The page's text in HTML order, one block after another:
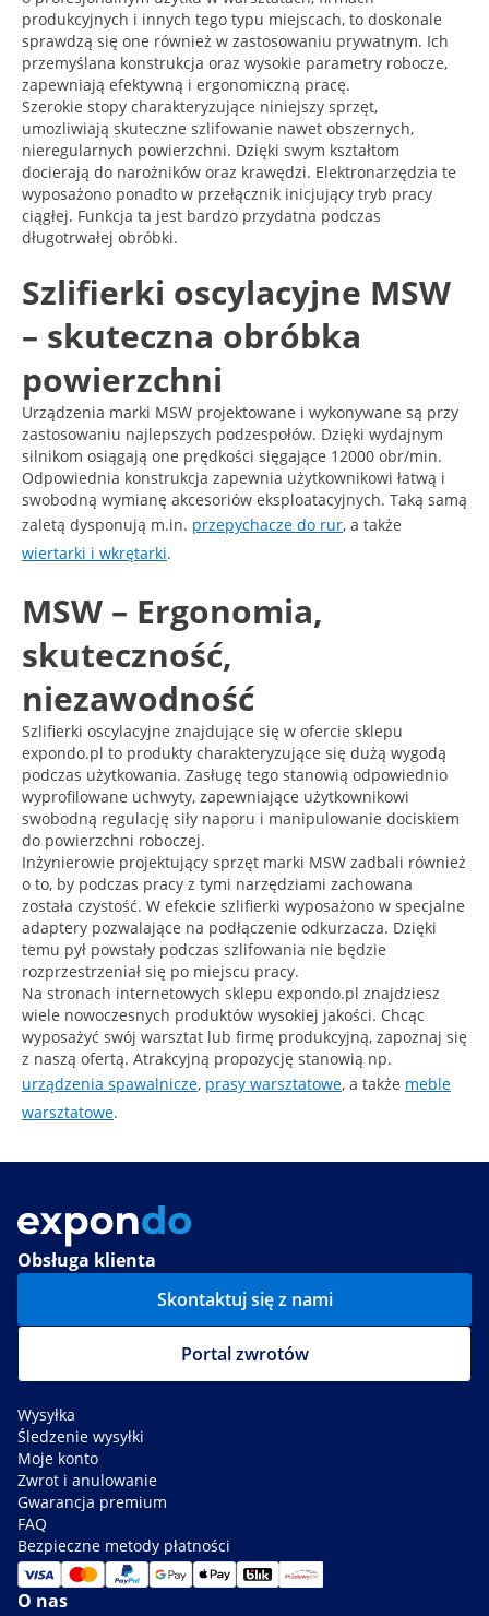
produkcyjnych i innych tego typu miejscach, to doskonale
sprawdzą się one również w zastosowaniu prywatnym. Ich
przemyślana konstrukcja oraz wysokie parametry robocze,
zapewniają efektywną i ergonomiczną pracę.
Szerokie stopy charakteryzujące niniejszy sprzęt,
umozliwiają skuteczne szlifowanie nawet obszernych,
nieregularnych powierzchni. Dzięki swym kształtom
docierają do narożników oraz krawędzi. Elektronarzędzia te
wyposażono ponadto w przełącznik inicjujący tryb pracy
ciągłej. Funkcja ta jest bardzo przydatna podczas
długotrwałej obróbki.
Szlifierki oscylacyjne MSW
– skuteczna obróbka
powierzchni
Urządzenia marki MSW projektowane i wykonywane są przy
zastosowaniu najlepszych podzespołów. Dzięki wydajnym
silnikom osiągają one prędkości sięgające 12000 obr/min.
Odpowiednia konstrukcja zapewnia użytkownikowi łatwą i
swobodną wymianę akcesoriów eksploatacyjnych. Taką samą
zaletą dysponują m.in. przepychacze do rur, a także
wiertarki i wkrętarki.
MSW – Ergonomia,
skuteczność,
niezawodność
Szlifierki oscylacyjne znajdujące się w ofercie sklepu
expondo.pl to produkty charakteryzujące się dużą wygodą
podczas użytkowania. Zasługę tego stanowią odpowiednio
wyprofilowane uchwyty, zapewniające użytkownikowi
swobodną regulację siły naporu i manipulowanie dociskiem
do powierzchni roboczej.
Inżynierowie projektujący sprzęt marki MSW zadbali również
o to, by podczas pracy z tymi narzędziami zachowana
została czystość. W efekcie szlifierki wyposażono w specjalne
adaptery pozwalające na podłączenie odkurzacza. Dzięki
temu pył powstały podczas szlifowania nie będzie
rozprzestrzeniał się po miejscu pracy.
Na stronach internetowych sklepu expondo.pl znajdziesz
wiele nowoczesnych produktów wysokiej jakości. Chcąc
wyposażyć swój warsztat lub firmę produkcyjną, zapoznaj się
z naszą ofertą. Atrakcyjną propozycję stanowią np.
urządzenia spawalnicze, prasy warsztatowe, a także meble
warsztatowe.
Obsługa klienta
Skontaktuj się z nami
Portal zwrotów
Wysyłka
Śledzenie wysyłki
Moje konto
Zwrot i anulowanie
Gwarancja premium
FAQ
Bezpieczne metody płatności
O nas